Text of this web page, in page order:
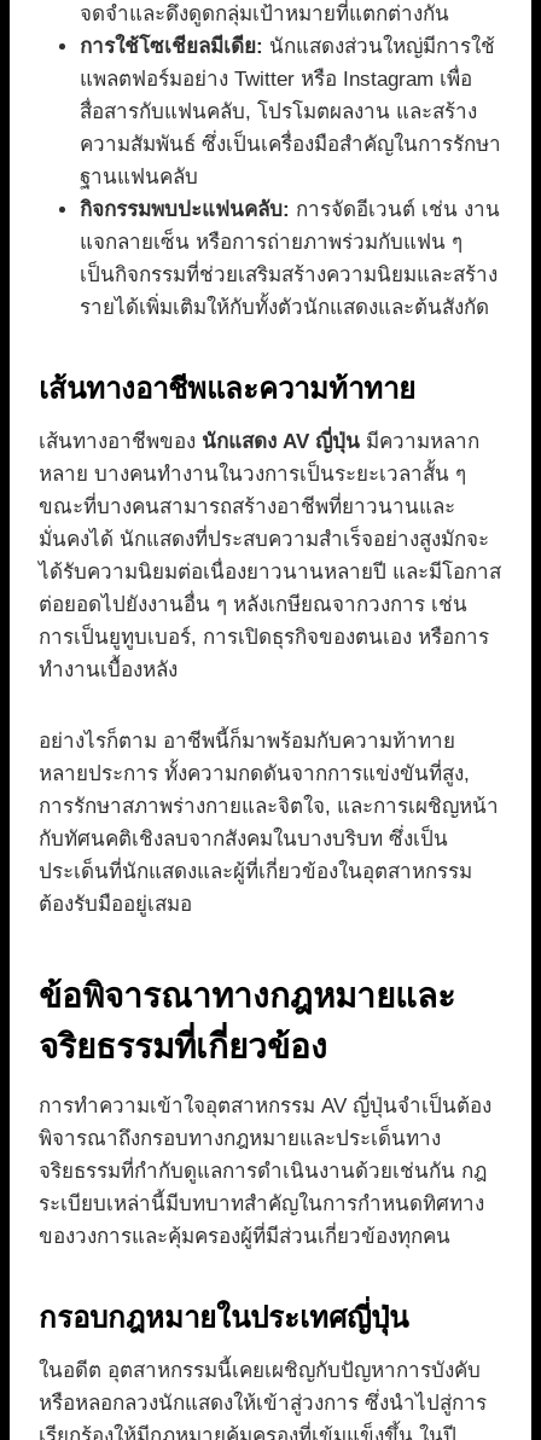
จดจำและดึงดูดกลุ่มเป้าหมายที่แตกต่างกัน
การใช้โซเชียลมีเดีย: นักแสดงส่วนใหญ่มีการใช้
แพลตฟอร์มอย่าง Twitter หรือ Instagram เพื่อ
สื่อสารกับแฟนคลับ, โปรโมตผลงาน และสร้าง
ความสัมพันธ์ ซึ่งเป็นเครื่องมือสำคัญในการรักษา
ฐานแฟนคลับ
กิจกรรมพบปะแฟนคลับ: การจัดอีเวนต์ เช่น งาน
แจกลายเซ็น หรือการถ่ายภาพร่วมกับแฟน ๆ
เป็นกิจกรรมที่ช่วยเสริมสร้างความนิยมและสร้าง
รายได้เพิ่มเติมให้กับทั้งตัวนักแสดงและต้นสังกัด
เส้นทางอาชีพและความท้าทาย
เส้นทางอาชีพของ นักแสดง AV ญี่ปุ่น มีความหลาก
หลาย บางคนทำงานในวงการเป็นระยะเวลาสั้น ๆ
ขณะที่บางคนสามารถสร้างอาชีพที่ยาวนานและ
มั่นคงได้ นักแสดงที่ประสบความสำเร็จอย่างสูงมักจะ
ได้รับความนิยมต่อเนื่องยาวนานหลายปี และมีโอกาส
ต่อยอดไปยังงานอื่น ๆ หลังเกษียณจากวงการ เช่น
การเป็นยูทูบเบอร์, การเปิดธุรกิจของตนเอง หรือการ
ทำงานเบื้องหลัง
อย่างไรก็ตาม อาชีพนี้ก็มาพร้อมกับความท้าทาย
หลายประการ ทั้งความกดดันจากการแข่งขันที่สูง,
การรักษาสภาพร่างกายและจิตใจ, และการเผชิญหน้า
กับทัศนคติเชิงลบจากสังคมในบางบริบท ซึ่งเป็น
ประเด็นที่นักแสดงและผู้ที่เกี่ยวข้องในอุตสาหกรรม
ต้องรับมืออยู่เสมอ
ข้อพิจารณาทางกฎหมายและ
จริยธรรมที่เกี่ยวข้อง
การทำความเข้าใจอุตสาหกรรม AV ญี่ปุ่นจำเป็นต้อง
พิจารณาถึงกรอบทางกฎหมายและประเด็นทาง
จริยธรรมที่กำกับดูแลการดำเนินงานด้วยเช่นกัน กฎ
ระเบียบเหล่านี้มีบทบาทสำคัญในการกำหนดทิศทาง
ของวงการและคุ้มครองผู้ที่มีส่วนเกี่ยวข้องทุกคน
กรอบกฎหมายในประเทศญี่ปุ่น
ในอดีต อุตสาหกรรมนี้เคยเผชิญกับปัญหาการบังคับ
หรือหลอกลวงนักแสดงให้เข้าสู่วงการ ซึ่งนำไปสู่การ
เรียกร้องให้มีกฎหมายคุ้มครองที่เข้มแข็งขึ้น ในปี